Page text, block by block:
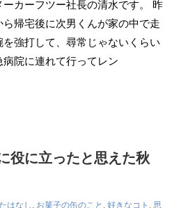
ーカーフツー社長の清水です。 昨
帰宅後に次男くんが家の中で走
を強打して、尋常じゃないくらい
院に連れて行ってレン
役に立ったと思えた秋
はなし , お菓子の缶のこと , 好きなコト , 思